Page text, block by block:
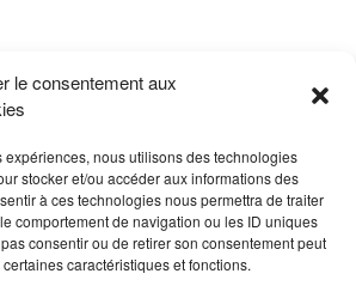
le consentement aux
expériences, nous utilisons des technologies
stocker et/ou accéder aux informations des
à ces technologies nous permettra de traiter
comportement de navigation ou les ID uniques
consentir ou de retirer son consentement peut
caractéristiques et fonctions.
la Nature
avec la Nature